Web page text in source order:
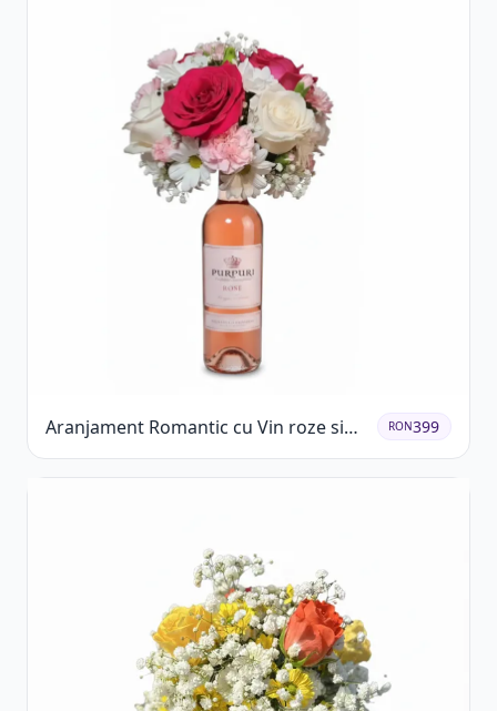
Aranjament Romantic cu Vin roze si
Flori pastel
RON399